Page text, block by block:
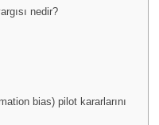
nedir?
bias) pilot kararlarını